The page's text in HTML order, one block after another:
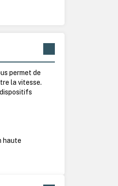
permet de
la vitesse.
haute